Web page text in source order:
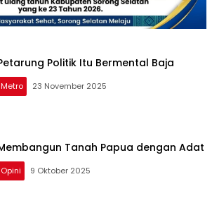
Politik Itu Bermental Baja
Metro 23 November 2025
Tanah Papua dengan Adat
Opini 9 Oktober 2025